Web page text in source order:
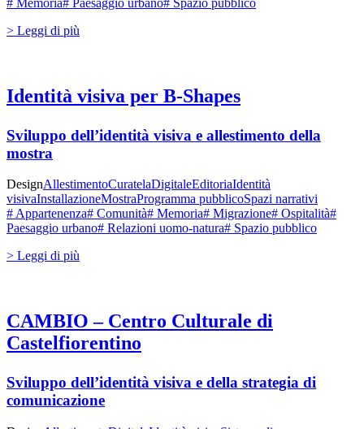
> Leggi di più
Identità visiva per B-Shapes
Sviluppo dell’identità visiva e allestimento della
mostra
DesignAllestimentoCuratelaDigitaleEditoriaIdentità
visivaInstallazioneMostraProgramma pubblicoSpazi narrativi
# Appartenenza# Comunità# Memoria# Migrazione# Ospitalità#
Paesaggio urbano# Relazioni uomo-natura# Spazio pubblico
> Leggi di più
CAMBIO – Centro Culturale di
Castelfiorentino
Sviluppo dell’identità visiva e della strategia di
comunicazione